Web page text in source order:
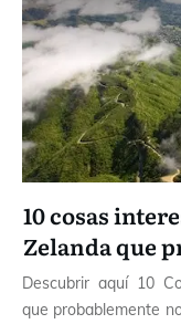
10 cosas
Zelanda que
Descubrir aquí 10
que probablemente